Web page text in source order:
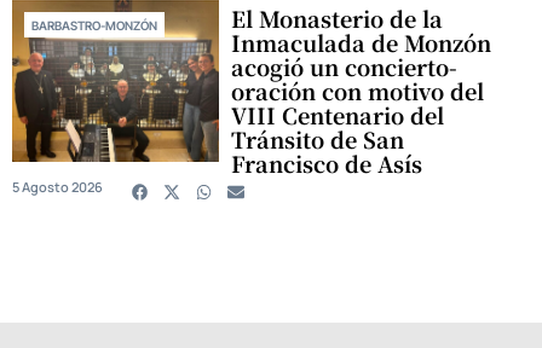
BARBASTRO-MONZÓN El Monasterio de la
Inmaculada de Monzón
acogió un concierto-
oración con motivo del
VIII Centenario del
Tránsito de San
Francisco de Asís
5 Agosto 2026